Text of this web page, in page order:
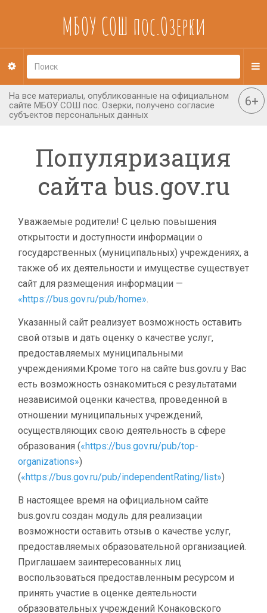
МБОУ СОШ пос.Озерки
Популяризация
сайта bus.gov.ru
Уважаемые родители! С целью повышения
открытости и доступности информации о
государственных (муниципальных) учреждениях, а
также об их деятельности и имуществе существует
сайт для размещения информации —
«https://bus.gov.ru/pub/home».
Указанный сайт реализует возможность оставить
свой отзыв и дать оценку о качестве услуг,
предоставляемых муниципальными
учреждениями.Кроме того на сайте bus.gov.ru у Вас
есть возможность ознакомиться с результатами
независимой оценки качества, проведенной в
отношении муниципальных учреждений,
осуществляющих свою деятельность в сфере
образования («https://bus.gov.ru/pub/top-
organizations»)
(«https://bus.gov.ru/pub/independentRating/list»)
В настоящее время на официальном сайте
bus.gov.ru создан модуль для реализации
возможности оставить отзыв о качестве услуг,
предоставляемых образовательной организацией.
Приглашаем заинтересованных лиц
воспользоваться предоставленным ресурсом и
принять участие в оценке деятельности
образовательных учреждений Конаковского